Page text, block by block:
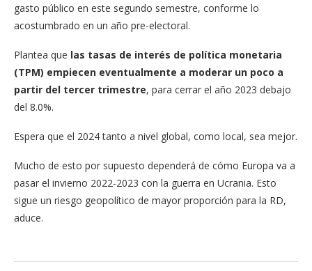
gasto público en este segundo semestre, conforme lo
acostumbrado en un año pre-electoral.
Plantea que las tasas de interés de política monetaria
(TPM) empiecen eventualmente a moderar un poco a
partir del tercer trimestre, para cerrar el año 2023 debajo
del 8.0%.
Espera que el 2024 tanto a nivel global, como local, sea mejor.
Mucho de esto por supuesto dependerá de cómo Europa va a
pasar el invierno 2022-2023 con la guerra en Ucrania. Esto
sigue un riesgo geopolítico de mayor proporción para la RD,
aduce.